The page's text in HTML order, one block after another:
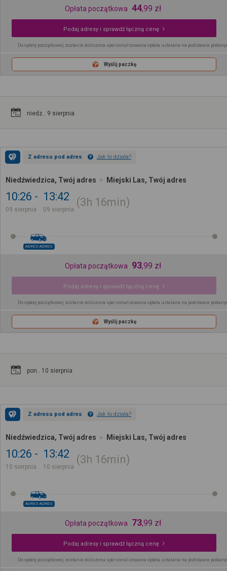
Opłata początkowa 44,99 zł
Podaj adresy i sprawdź łączną cenę
Do opłaty początkowej zostanie doliczona spersonalizowana opłata ustalana na podstawie
Wyślij paczkę
niedz.. 9 sierpnia
Z adresu pod adres Jak to działa?
Niedźwiedzica, Twój adres Miejski Las, Twój adres
10:26
09 sierpnia
13:42
09 sierpnia
3h 16min
ADRES-ADRES
Opłata początkowa 93,99 zł
Podaj adresy i sprawdź łączną cenę
Do opłaty początkowej zostanie doliczona spersonalizowana opłata ustalana na podstawie
Wyślij paczkę
pon.. 10 sierpnia
Z adresu pod adres Jak to działa?
Niedźwiedzica, Twój adres Miejski Las, Twój adres
10:26
10 sierpnia
13:42
10 sierpnia
3h 16min
ADRES-ADRES
Opłata początkowa 73,99 zł
Podaj adresy i sprawdź łączną cenę
Do opłaty początkowej zostanie doliczona spersonalizowana opłata ustalana na podstawie